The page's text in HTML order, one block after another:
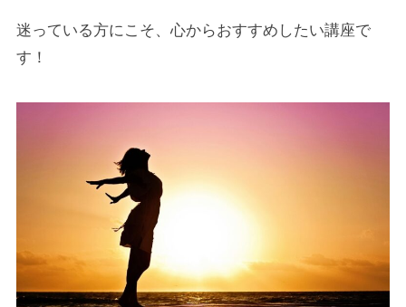
迷っている方にこそ、心からおすすめしたい講座で
す！